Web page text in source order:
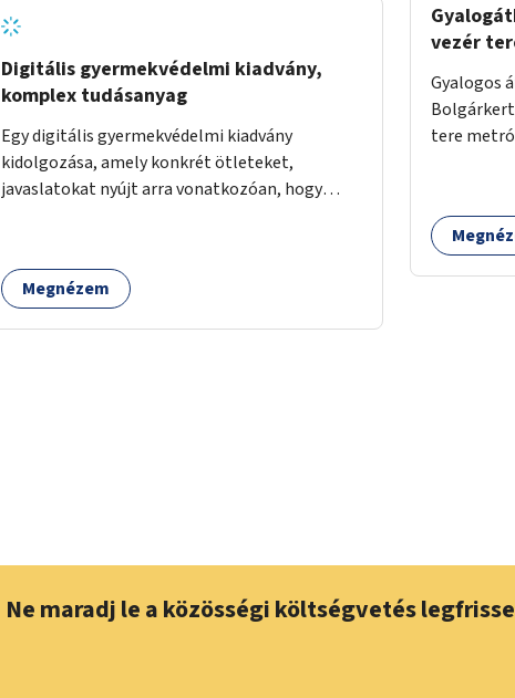
akadálymentesítés). Az útvonalak kijelölése és
koncepcióterv-szintű összekötése támogatná
a zöldutakon való közlekedést.
Digitális gyermekvédelmi kiadvány,
komplex tudásanyag
Egy digitális gyermekvédelmi kiadvány
kidolgozása, amely konkrét ötleteket,
javaslatokat nyújt arra vonatkozóan, hogy
használatát.
Megnézem
vezér
Gyalogos
tere
Ne maradj le a közösségi költségvetés